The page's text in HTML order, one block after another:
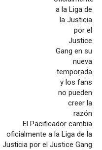
El Pacificador cambia
oficialmente a la Liga de la
Justicia por el Justice Gang